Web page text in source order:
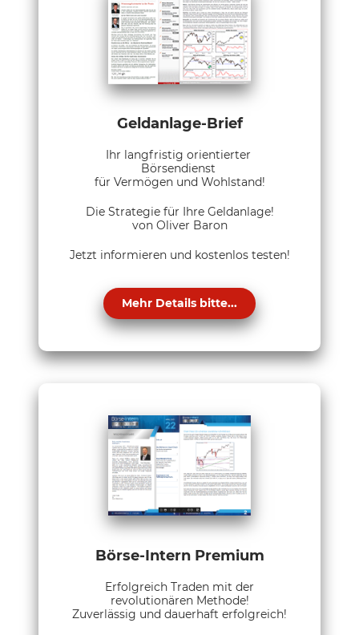
Geldanlage-Brief
Ihr langfristig orientierter
Börsendienst
für Vermögen und Wohlstand!
Die Strategie für Ihre Geldanlage!
von Oliver Baron
Jetzt informieren und kostenlos testen!
Mehr Details bitte...
Börse-Intern Premium
Erfolgreich Traden mit der
revolutionären Methode!
Zuverlässig und dauerhaft erfolgreich!